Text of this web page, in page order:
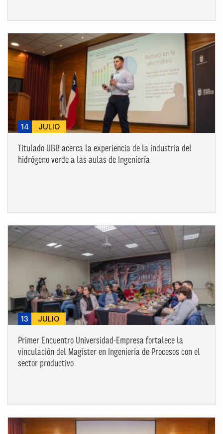
14 JULIO
Titulado UBB acerca la experiencia de la industria del
hidrógeno verde a las aulas de Ingeniería
13 JULIO
Primer Encuentro Universidad-Empresa fortalece la
vinculación del Magíster en Ingeniería de Procesos con el
sector productivo